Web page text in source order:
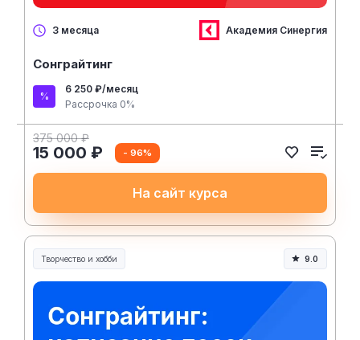
3 месяца Академия Синергия
Сонграйтинг
6 250 ₽/месяц
Рассрочка 0%
375 000 ₽
15 000 ₽ - 96%
На сайт курса
Творчество и хобби
Творчество, контент и хобби
9.0